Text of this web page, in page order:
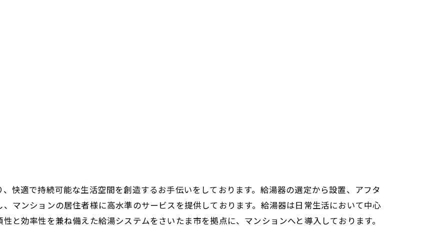
快適で持続可能な生活空間を創造するお手伝いをしております。給湯器の選定から設置、アフタ
マンションの居住者様に高水準のサービスを提供しております。給湯器は日常生活において中心
と効率性を兼ね備えた給湯システムをさいたま市を拠点に、マンションへと導入しております。